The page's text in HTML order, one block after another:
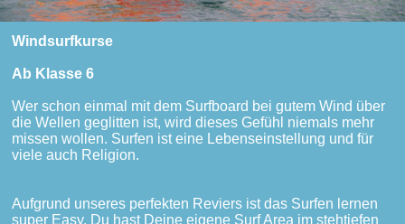
Windsurfkurse
Ab Klasse 6
Wer schon einmal mit dem Surfboard bei gutem Wind über
die Wellen geglitten ist, wird dieses Gefühl niemals mehr
missen wollen. Surfen ist eine Lebenseinstellung und für
viele auch Religion.
Aufgrund unseres perfekten Reviers ist das Surfen lernen
super Easy. Du hast Deine eigene Surf Area im stehtiefen